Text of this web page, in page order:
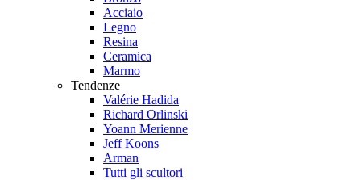
Acciaio
Legno
Resina
Ceramica
Marmo
Tendenze
Valérie Hadida
Richard Orlinski
Yoann Merienne
Jeff Koons
Arman
Tutti gli scultori